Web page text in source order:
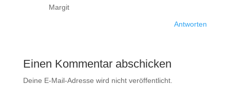
Margit
Antworten
Einen Kommentar abschicken
Deine E-Mail-Adresse wird nicht veröffentlicht.